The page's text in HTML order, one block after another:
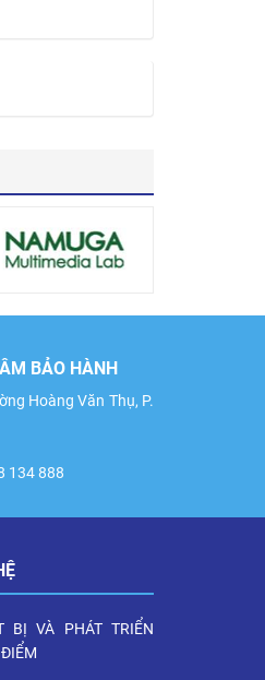
BẢO HÀNH
Hoàng Văn Thụ, P.
134 888
BỊ VÀ PHÁT TRIỂN